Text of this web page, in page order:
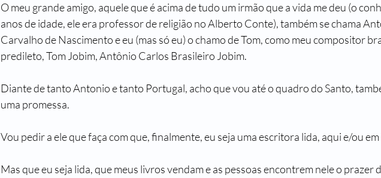
O meu grande amigo, aquele que é acima de tudo um irmão que a vida me deu (o
anos de idade, ele era professor de religião no Alberto Conte), também se chama
Carvalho de Nascimento e eu (mas só eu) o chamo de Tom, como meu compositor
predileto, Tom Jobim, Antônio Carlos Brasileiro Jobim.
Diante de tanto Antonio e tanto Portugal, acho que vou até o quadro do Santo,
uma promessa.
Vou pedir a ele que faça com que, finalmente, eu seja uma escritora lida, aqui e/ou
Mas que eu seja lida, que meus livros vendam e as pessoas encontrem nele o prazer